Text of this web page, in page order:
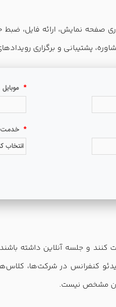
نمایش، ارائه فایل، ضبط
پشتیبانی و برگزاری
کنند و جلسه آنلاین
کنفرانس در شرکت‌ها،
مشخص نیست.